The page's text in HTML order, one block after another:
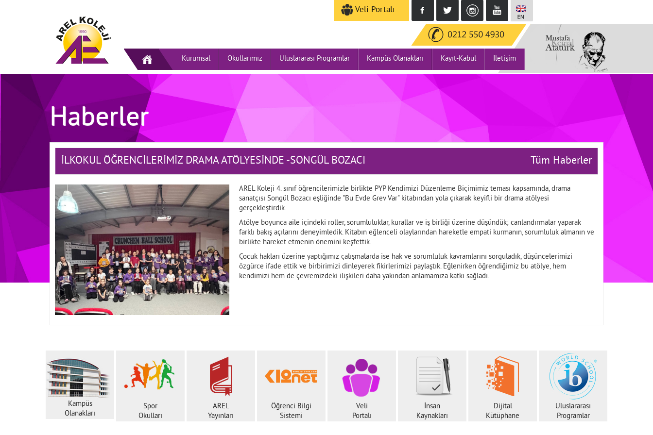
Veli Portalı
Kurumsal Okullarımız Uluslararası Programlar Kampüs Olanakları Kayıt-Kabul İletişim
Haberler
İLKOKUL ÖĞRENCİLERİMİZ DRAMA ATÖLYESİNDE -SONGÜL BOZACI Tüm Haberler
AREL Koleji 4. sınıf öğrencilerimizle birlikte PYP Kendimizi Düzenleme Biçimimiz teması kapsamında, drama
sanatçısı Songül Bozacı eşliğinde "Bu Evde Grev Var" kitabından yola çıkarak keyifli bir drama atölyesi
gerçekleştirdik.
Atölye boyunca aile içindeki roller, sorumluluklar, kurallar ve iş birliği üzerine düşündük; canlandırmalar yaparak
farklı bakış açılarını deneyimledik. Kitabın eğlenceli olaylarından hareketle empati kurmanın, sorumluluk almanın ve
birlikte hareket etmenin önemini keşfettik.
Çocuk hakları üzerine yaptığımız çalışmalarda ise hak ve sorumluluk kavramlarını sorguladık, düşüncelerimizi
özgürce ifade ettik ve birbirimizi dinleyerek fikirlerimizi paylaştık. Eğlenirken öğrendiğimiz bu atölye, hem
kendimizi hem de çevremizdeki ilişkileri daha yakından anlamamıza katkı sağladı.
Kampüs
Olanakları
Spor
Okulları
AREL
Yayınları
Öğrenci Bilgi
Sistemi
Veli
Portalı
İnsan
Kaynakları
Dijital
Kütüphane
Uluslararası
Programlar